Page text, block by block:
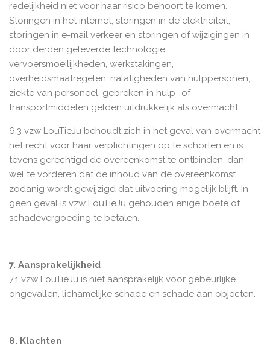
redelijkheid niet voor haar risico behoort te komen.
Storingen in het internet, storingen in de elektriciteit,
storingen in e-mail verkeer en storingen of wijzigingen in
door derden geleverde technologie,
vervoersmoeilijkheden, werkstakingen,
overheidsmaatregelen, nalatigheden van hulppersonen,
ziekte van personeel, gebreken in hulp- of
transportmiddelen gelden uitdrukkelijk als overmacht.
6.3 vzw LouTieJu behoudt zich in het geval van overmacht
het recht voor haar verplichtingen op te schorten en is
tevens gerechtigd de overeenkomst te ontbinden, dan
wel te vorderen dat de inhoud van de overeenkomst
zodanig wordt gewijzigd dat uitvoering mogelijk blijft. In
geen geval is vzw LouTieJu gehouden enige boete of
schadevergoeding te betalen.
7. Aansprakelijkheid
7.1 vzw LouTieJu is niet aansprakelijk voor gebeurlijke
ongevallen, lichamelijke schade en schade aan objecten.
8. Klachten